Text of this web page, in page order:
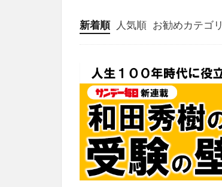
新着順 人気順 お勧めカテゴリ
投稿
学び
マンガ
電子書籍